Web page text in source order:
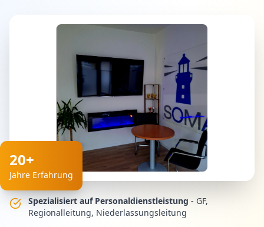
20+
Jahre Erfahrung
Spezialisiert auf Personaldienstleistung - GF,
Regionalleitung, Niederlassungsleitung